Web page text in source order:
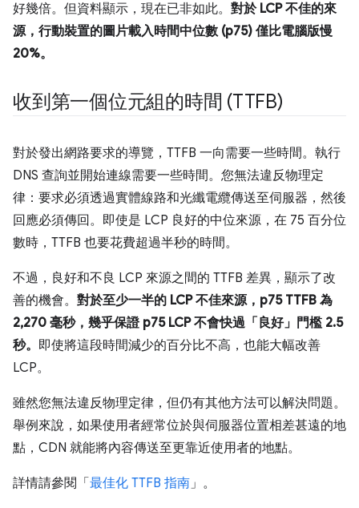
好幾倍。但資料顯示，現在已非如此。 對於 LCP 不佳的來
源，行動裝置的圖片載入時間中位數 (p75) 僅比電腦版慢
20%。
收到第一個位元組的時間 (TTFB)
對於發出網路要求的導覽，TTFB 一向需要一些時間。執行
DNS 查詢並開始連線需要一些時間。您無法違反物理定
律：要求必須透過實體線路和光纖電纜傳送至伺服器，然後
回應必須傳回。即使是 LCP 良好的中位來源，在 75 百分位
數時，TTFB 也要花費超過半秒的時間。
不過，良好和不良 LCP 來源之間的 TTFB 差異，顯示了改
善的機會。 對於至少一半的 LCP 不佳來源，p75 TTFB 為
2,270 毫秒，幾乎保證 p75 LCP 不會快過「良好」門檻 2.5
秒。 即使將這段時間減少的百分比不高，也能大幅改善
LCP。
雖然您無法違反物理定律，但仍有其他方法可以解決問題。
舉例來說，如果使用者經常位於與伺服器位置相差甚遠的地
點，CDN 就能將內容傳送至更靠近使用者的地點。
詳情請參閱「 最佳化 TTFB 指南」。